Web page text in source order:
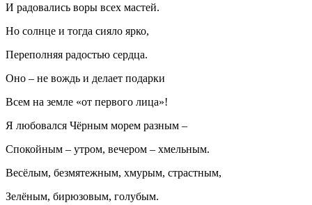
И радовались воры всех мастей.
Но солнце и тогда сияло ярко,
Переполняя радостью сердца.
Оно – не вождь и делает подарки
Всем на земле «от первого лица»!
Я любовался Чёрным морем разным –
Спокойным – утром, вечером – хмельным.
Весёлым, безмятежным, хмурым, страстным,
Зелёным, бирюзовым, голубым.